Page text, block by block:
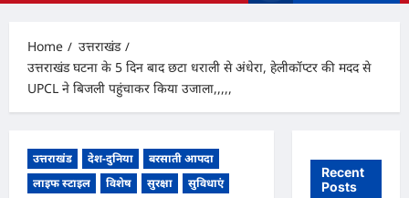
Home
उत्तराखंड
उत्तराखंड घटना के 5 दिन बाद छटा धराली से अंधेरा, हेलीकॉप्टर की मदद से
UPCL ने बिजली पहुंचाकर किया उजाला,,,,,
उत्तराखंड देश-दुनिया
बरसाती आपदा
लाइफ स्टाइल
विशेष सुरक्षा सुविधाएं
Recent
Posts